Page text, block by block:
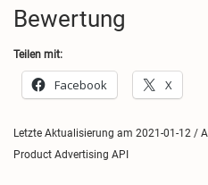
Bewertung
Teilen mit:
Facebook X
Letzte Aktualisierung am 2021-01-12 /
Product Advertising API